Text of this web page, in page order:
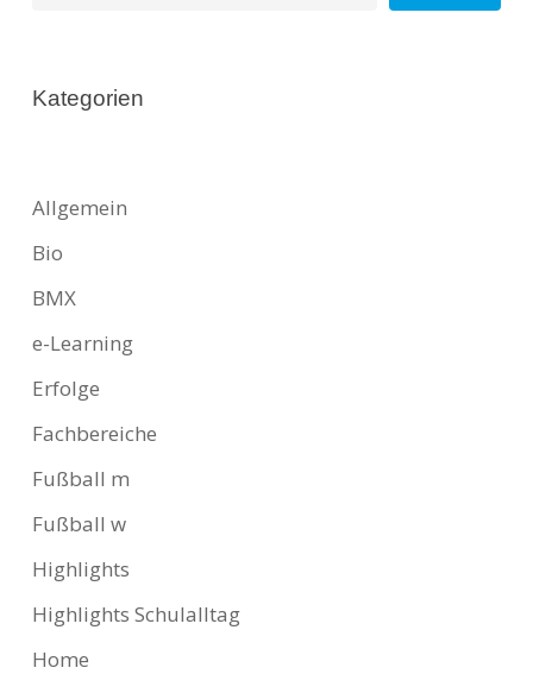
Kategorien
Allgemein
Bio
BMX
e-Learning
Erfolge
Fachbereiche
Fußball m
Fußball w
Highlights
Highlights Schulalltag
Home